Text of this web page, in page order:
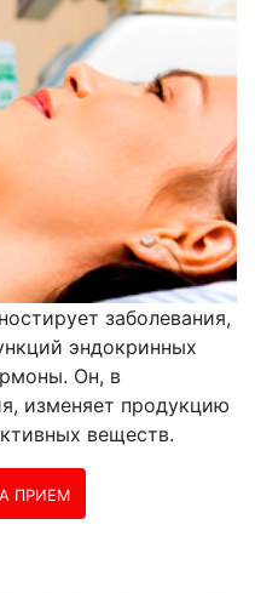
заболевания,
эндокринных
Он, в
изменяет продукцию
веществ.
ПРИЕМ